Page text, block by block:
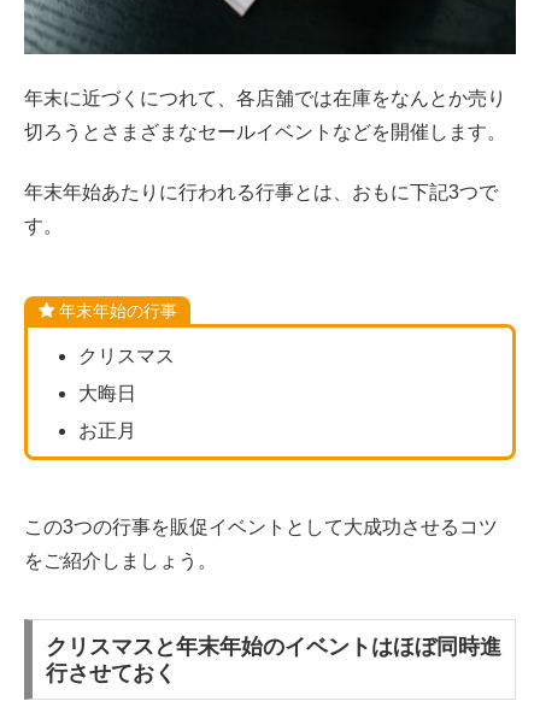
年末に近づくにつれて、各店舗では在庫をなんとか売り
切ろうとさまざまなセールイベントなどを開催します。
年末年始あたりに行われる行事とは、おもに下記3つで
す。
年末年始の行事
クリスマス
大晦日
お正月
この3つの行事を販促イベントとして大成功させるコツ
をご紹介しましょう。
クリスマスと年末年始のイベントはほぼ同時進
行させておく